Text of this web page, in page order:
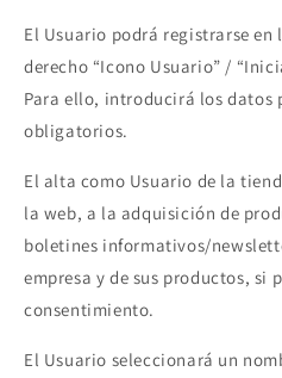
El Usuario podrá registrarse
derecho “Icono Usuario” /
Para ello, introducirá los datos
obligatorios.
El alta como Usuario de la
la web, a la adquisición de
boletines informativos/
empresa y de sus productos, si
consentimiento.
El Usuario seleccionará un